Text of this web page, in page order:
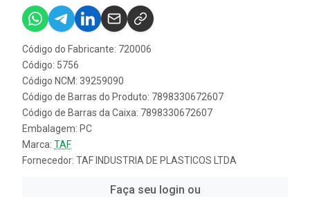
Código do Fabricante: 720006
Código: 5756
Código NCM: 39259090
Código de Barras do Produto: 7898330672607
Código de Barras da Caixa: 7898330672607
Embalagem: PC
Marca: TAF
Fornecedor: TAF INDUSTRIA DE PLASTICOS LTDA
Faça seu login ou